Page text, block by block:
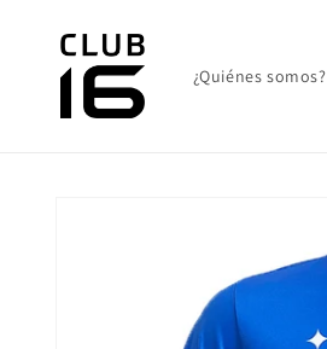
al contenido
¿Quiénes somos?